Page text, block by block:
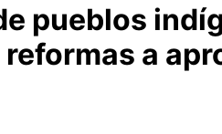
pueblos
a